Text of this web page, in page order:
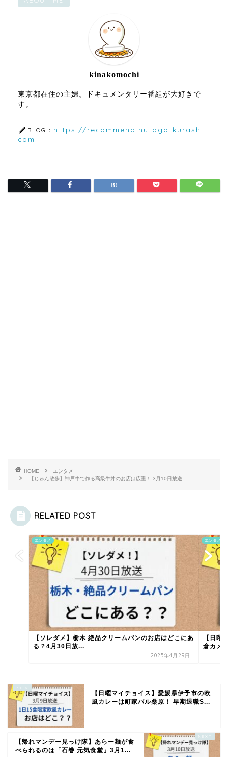
kinakomochi
東京都在住の主婦。ドキュメンタリー番組が大好きで
す。
BLOG： https://recommend.hutago-kurashi.
com
HOME
エンタメ
【じゅん散歩】神戸牛で作る高級牛丼のお店は広重！ 3月10日放送
RELATED POST
エンタメ
【ソレダメ】栃木 絶品クリームパンのお店はどこにあ
る？4月30日放...
2025年4月29日
エンタメ
【日曜
倉カメ
【日曜マイチョイス】愛媛県伊予市の欧
風カレーは町家バル桑原！ 早期退職S...
【帰れマンデー見っけ隊】あらー麺が食
べられるのは「石巻 元気食堂」3月1...